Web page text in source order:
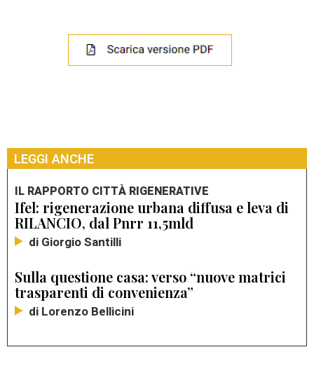
LEGGI ANCHE
IL RAPPORTO CITTÀ RIGENERATIVE
Ifel: rigenerazione urbana diffusa e leva di
RILANCIO, dal Pnrr 11,5mld
di Giorgio Santilli
Sulla questione casa: verso “nuove matrici
trasparenti di convenienza”
di Lorenzo Bellicini